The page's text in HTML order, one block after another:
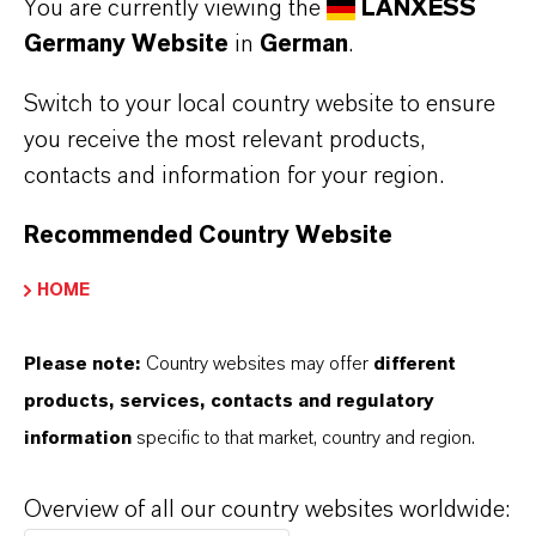
Wechselkurseinflüsse sowie eine weiterhin
schwache Nachfrage und die damit
einhergehende geringere Auslastung sorgten
für einen Rückgang von Ergebnis und Marge.
Die EBITDA-Marge vor Sondereinflüssen
Vorjahr.
Im Segment
Milliarden Euro, ein Rückgang von 8,4 Prozent
gegenüber dem Vorjahreswert von 1,804
Milliarden Euro. Das EBITDA vor
und sank damit um 39,0 Prozent von 210
You are currently viewing the
LANXESS
Germany Website in German.
Switch to your local country website to ensure
you receive the most relevant products,
contacts and information for your region.
Recommended Country Website
HOME
Please note: Country websites may offer different
products, services, contacts and regulatory
information specific to that market, country and region.
Overview of all our country websites worldwide: